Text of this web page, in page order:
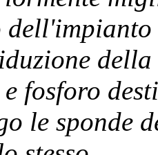
e fosforo
le sponde